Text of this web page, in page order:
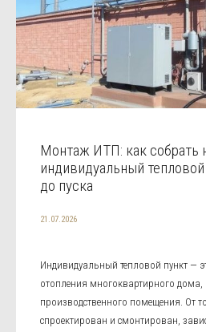
Монтаж ИТП: как собрать
индивидуальный
до пуска
21.07.2026
Индивидуальный тепловой пункт —
отопления многоквартирного
производственного помещения. От
спроектирован и смонтирован,